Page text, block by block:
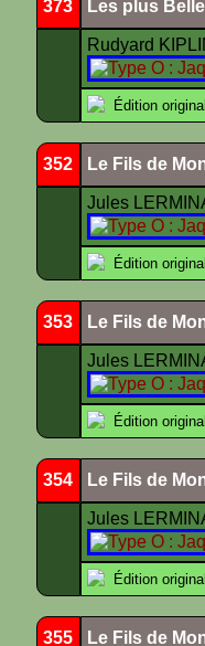
373 Les plus
Rudyard
Édition
352 Le Fils de
Jules
Édition
353 Le Fils de
Jules
Édition
354 Le Fils de
Jules
Édition
355 Le Fils de